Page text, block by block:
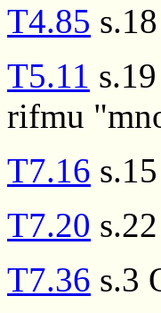
T4.85
T5.11
rifmu
T7.16
T7.20
T7.36 s.3